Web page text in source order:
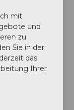
für
mit
und
zu
Sie in der
das
Ihrer